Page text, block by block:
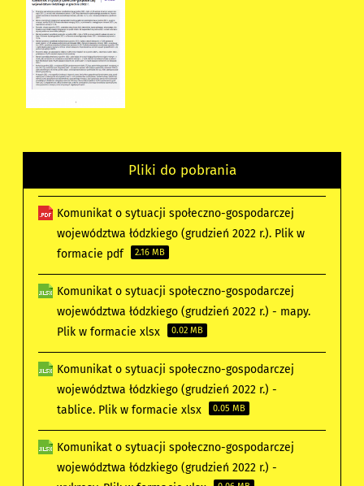
Pliki do pobrania
Komunikat o sytuacji społeczno-gospodarczej
województwa łódzkiego (grudzień 2022 r.). Plik w
formacie pdf
2.16 MB
Komunikat o sytuacji społeczno-gospodarczej
województwa łódzkiego (grudzień 2022 r.) - mapy.
Plik w formacie xlsx
0.02 MB
Komunikat o sytuacji społeczno-gospodarczej
województwa łódzkiego (grudzień 2022 r.) -
tablice. Plik w formacie xlsx
0.05 MB
Komunikat o sytuacji społeczno-gospodarczej
województwa łódzkiego (grudzień 2022 r.) -